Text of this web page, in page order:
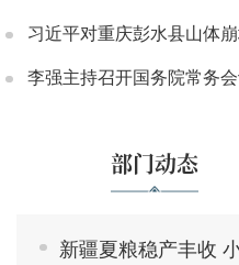
习近平对重庆彭水县山体
部门动态
新疆夏粮稳产丰收